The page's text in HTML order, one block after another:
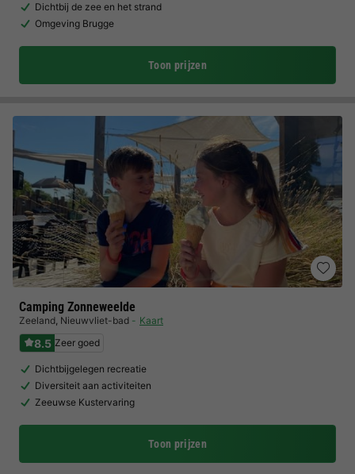
Dichtbij de zee en het strand
Omgeving Brugge
Toon prijzen
Camping Zonneweelde
Zeeland, Nieuwvliet-bad Kaart
8.5 Zeer goed
Dichtbijgelegen recreatie
Diversiteit aan activiteiten
Zeeuwse Kustervaring
Toon prijzen